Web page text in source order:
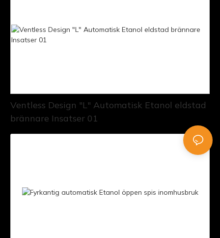
Ventless Design "L" Automatisk Etanol eldstad
brännare Insatser 01